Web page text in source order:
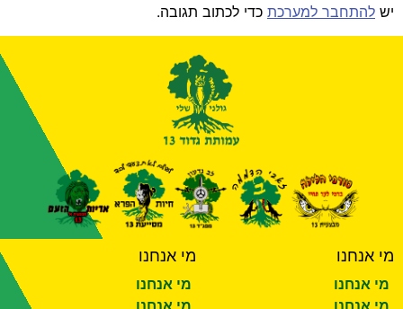
יש להתחבר למערכת כדי לכתוב תגובה.
מי אנחנו
מי אנחנו
מי אנחנו
מי אנחנו
מי אנחנו
מי אנחנו